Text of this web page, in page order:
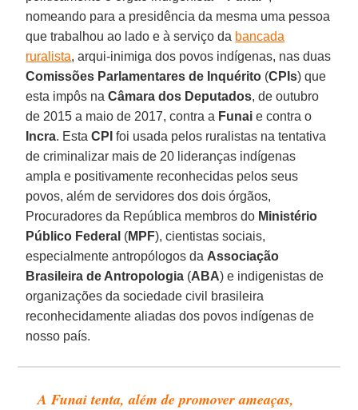
nomeando para a presidência da mesma uma pessoa
que trabalhou ao lado e à serviço da bancada
ruralista, arqui-inimiga dos povos indígenas, nas duas
Comissões Parlamentares de Inquérito (CPIs) que
esta impôs naCâmara dos Deputados, de outubro
de 2015 a maio de 2017, contra a Funai e contra o
Incra. EstaCPI foi usada pelos ruralistas na tentativa
de criminalizar mais de 20 lideranças indígenas
ampla e positivamente reconhecidas pelos seus
povos, além de servidores dos dois órgãos,
Procuradores da República membros do Ministério
Público Federal (MPF), cientistas sociais,
especialmente antropólogos da Associação
Brasileira de Antropologia (ABA) e indigenistas de
organizações da sociedade civil brasileira
reconhecidamente aliadas dos povos indígenas de
nosso país.
A Funai tenta, além de promover ameaças,